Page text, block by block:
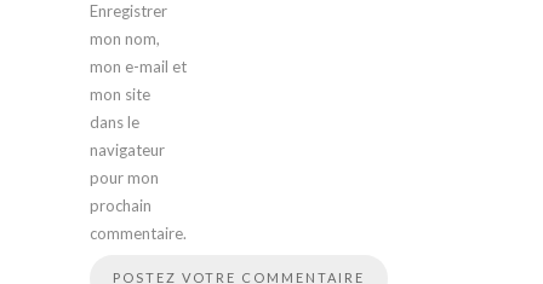
Enregistrer
mon nom,
mon e-mail et
mon site
dans le
navigateur
pour mon
prochain
commentaire.